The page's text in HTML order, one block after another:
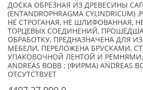
ДОСКА ОБРЕЗНАЯ ИЗ ДРЕВЕСИНЫ
(ENTANDROPHRAGMA
НЕ СТРОГАНАЯ, НЕ ШЛИФОВАННАЯ,
ТОРЦЕВЫХ СОЕДИНЕНИЙ,
ОБРАБОТКУ, ПРЕДНАЗНАЧЕНА ДЛЯ
МЕБЕЛИ, ПЕРЕЛОЖЕНА БРУСКАМИ,
УПАКОВОЧНОЙ ЛЕНТОЙ И
ANDREAS BOBB ; (ФИРМА) ANDREAS
ОТСУТСТВУЕТ